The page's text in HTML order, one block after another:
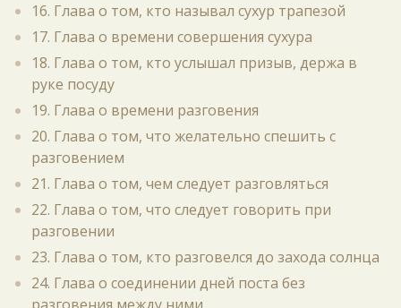
16. Глава о том, кто называл сухур трапезой
17. Глава о времени совершения сухура
18. Глава о том, кто услышал призыв, держа в
руке посуду
19. Глава о времени разговения
20. Глава о том, что желательно спешить с
разговением
21. Глава о том, чем следует разговляться
22. Глава о том, что следует говорить при
разговении
23. Глава о том, кто разговелся до захода солнца
24. Глава о соединении дней поста без